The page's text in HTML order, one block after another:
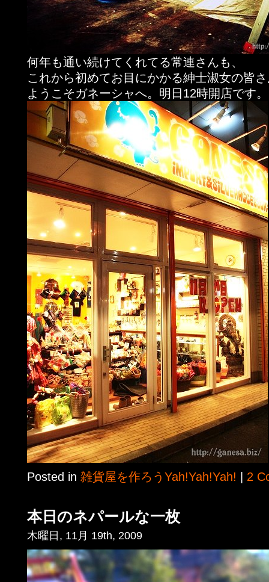
何年も通い続けてくれてる常連さんも、
これから初めてお目にかかる紳士淑女の皆
ようこそガネーシャへ。明日12時開店です。
Posted in 雑貨屋を作ろうYah!Yah!Yah! 2
本日のネパールな一枚
木曜日, 11月 19th, 2009